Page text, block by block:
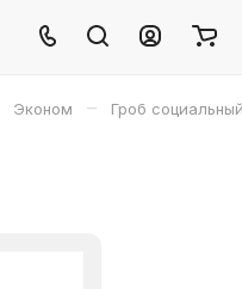
Эконом – Гроб